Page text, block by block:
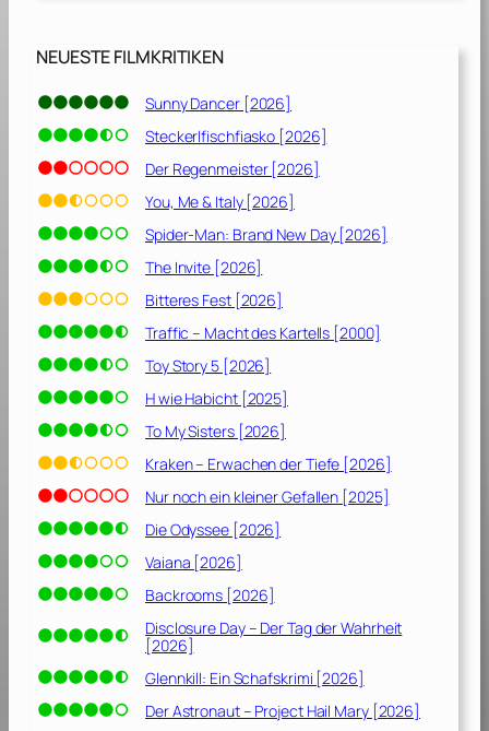
NEUESTE FILMKRITIKEN
Sunny Dancer [2026]
Steckerlfischfiasko [2026]
Der Regenmeister [2026]
You, Me & Italy [2026]
Spider-Man: Brand New Day [2026]
The Invite [2026]
Bitteres Fest [2026]
Traffic – Macht des Kartells [2000]
Toy Story 5 [2026]
H wie Habicht [2025]
To My Sisters [2026]
Kraken – Erwachen der Tiefe [2026]
Nur noch ein kleiner Gefallen [2025]
Die Odyssee [2026]
Vaiana [2026]
Backrooms [2026]
Disclosure Day – Der Tag der Wahrheit
[2026]
Glennkill: Ein Schafskrimi [2026]
Der Astronaut – Project Hail Mary [2026]